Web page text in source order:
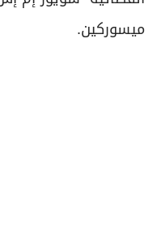
ميسوركين.